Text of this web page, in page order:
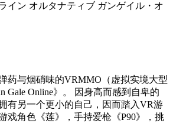
イン オルタナティブ ガンゲイル・オ
药与烟硝味的VRMMO（虚拟实境大型
Gale Online》。 因身高而感到自卑的
有另一个更小的自己，因而踏入VR游
戏角色《莲》，手持爱枪《P90》，挑